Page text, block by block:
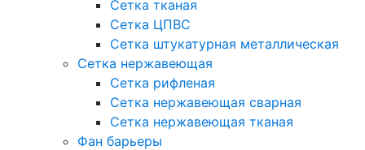
Сетка тканая
Сетка ЦПВС
Сетка штукатурная металлическая
Сетка нержавеющая
Сетка рифленая
Сетка нержавеющая сварная
Сетка нержавеющая тканая
Фан барьеры